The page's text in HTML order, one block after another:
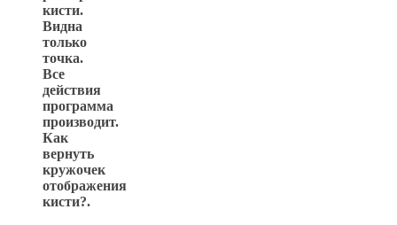
кисти.
Видна
только
точка.
Все
действия
программа
производит.
Как
вернуть
кружочек
отображения
кисти?.